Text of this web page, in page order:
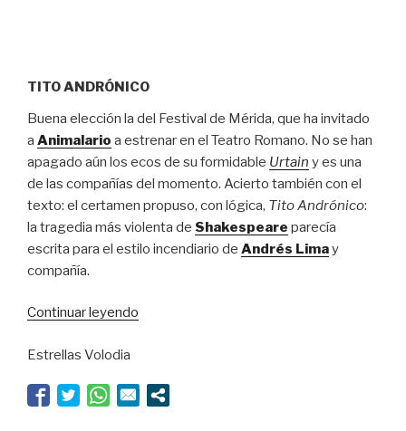
TITO ANDRÓNICO
Buena elección la del Festival de Mérida, que ha invitado
a Animalario a estrenar en el Teatro Romano. No se han
apagado aún los ecos de su formidable Urtain y es una
de las compañías del momento. Acierto también con el
texto: el certamen propuso, con lógica, Tito Andrónico:
la tragedia más violenta de Shakespeare parecía
escrita para el estilo incendiario de Andrés Limay
compañía.
Continuar leyendo
Estrellas Volodia